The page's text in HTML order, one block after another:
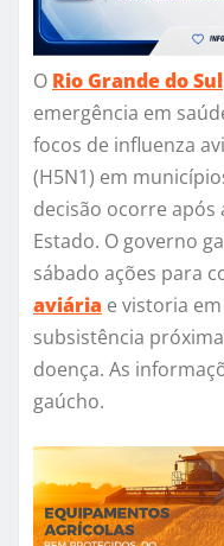
O Rio Grande do Sul
emergência em
focos de influenza
(H5N1) em
decisão ocorre após
Estado. O governo
sábado ações para
aviária e vistoria
subsistência
doença. As
gaúcho.